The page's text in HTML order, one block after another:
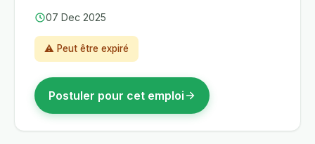
07 Dec 2025
⚠ Peut être expiré
Postuler pour cet emploi